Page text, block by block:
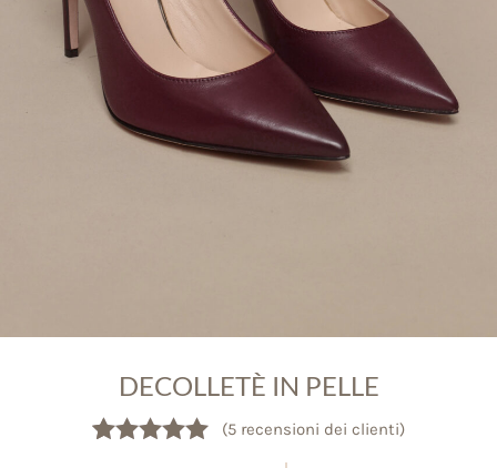
DECOLLETÈ IN PELLE
(5 recensioni dei clienti)